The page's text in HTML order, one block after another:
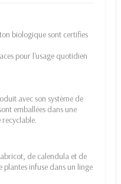
biologique sont certifies
pour l'usage quotidien
avec son système de
emballées dans une
de calendula et de
infuse dans un linge